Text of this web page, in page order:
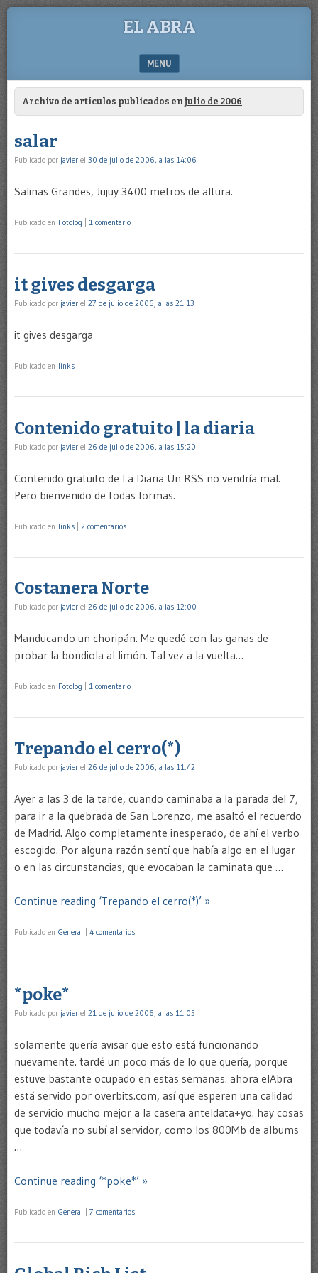
EL ABRA
MENU
SKIP TO CONTENT
Archivo de artículos publicados en julio de 2006
salar
Publicado por javier el 30 de julio de 2006, a las 14:06
Salinas Grandes, Jujuy 3400 metros de altura.
Publicado en Fotolog 1 comentario
it gives desgarga
Publicado por javier el 27 de julio de 2006, a las 21:13
it gives desgarga
Publicado en links
Contenido gratuito | la diaria
Publicado por javier el 26 de julio de 2006, a las 15:20
Contenido gratuito de La Diaria Un RSS no vendría mal.
Pero bienvenido de todas formas.
Publicado en links 2 comentarios
Costanera Norte
Publicado por javier el 26 de julio de 2006, a las 12:00
Manducando un choripán. Me quedé con las ganas de
probar la bondiola al limón. Tal vez a la vuelta…
Publicado en Fotolog 1 comentario
Trepando el cerro(*)
Publicado por javier el 26 de julio de 2006, a las 11:42
Ayer a las 3 de la tarde, cuando caminaba a la parada del 7,
para ir a la quebrada de San Lorenzo, me asaltó el recuerdo
de Madrid. Algo completamente inesperado, de ahí el verbo
escogido. Por alguna razón sentí que había algo en el lugar
o en las circunstancias, que evocaban la caminata que …
Continue reading ‘Trepando el cerro(*)’ »
Publicado en General 4 comentarios
*poke*
Publicado por javier el 21 de julio de 2006, a las 11:05
solamente quería avisar que esto está funcionando
nuevamente. tardé un poco más de lo que quería, porque
estuve bastante ocupado en estas semanas. ahora elAbra
está servido por overbits.com, así que esperen una calidad
de servicio mucho mejor a la casera anteldata+yo. hay cosas
que todavía no subí al servidor, como los 800Mb de albums
…
Continue reading ‘*poke*’ »
Publicado en General 7 comentarios